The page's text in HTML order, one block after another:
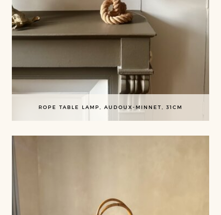
ROPE TABLE LAMP, AUDOUX-MINNET, 31CM